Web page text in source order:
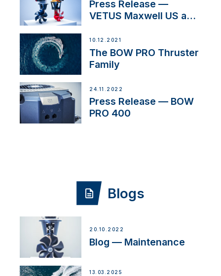
Press Release —
VETUS Maxwell US and
Backed Thruster
Installation Program
10.12.2021
The BOW PRO Thruster
Family
24.11.2022
Press Release — BOW
PRO 400
Blogs
20.10.2022
Blog — Maintenance
13.03.2025